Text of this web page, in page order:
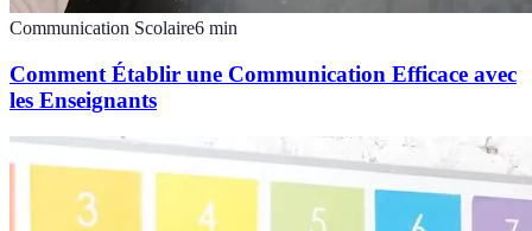
Communication Scolaire6 min
Comment Établir une Communication Efficace avec
les Enseignants